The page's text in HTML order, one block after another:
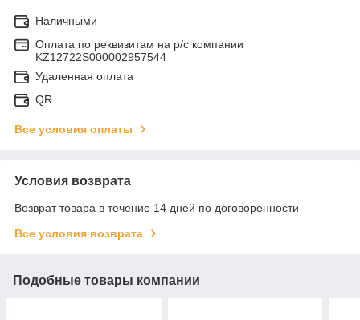
Наличными
Оплата по реквизитам на р/с компании
KZ12722S000002957544
Удаленная оплата
QR
Все условия оплаты
Условия возврата
Возврат товара в течение 14 дней по договоренности
Все условия возврата
Подобные товары компании